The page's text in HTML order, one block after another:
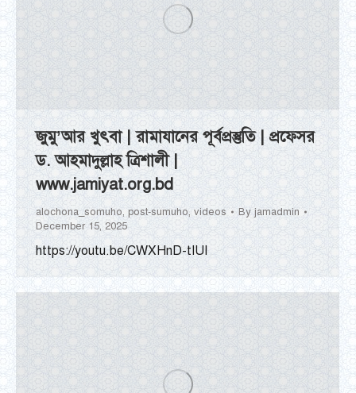
জুমু’আর খুৎবা | রামাযানের পূর্বপ্রস্তুতি | প্রফেসর
ড. আহমাদুল্লাহ ত্রিশালী |
www.jamiyat.org.bd
alochona_somuho, post-sumuho, videos By jamadmin
December 15, 2025
https://youtu.be/CWXHnD-tIUI